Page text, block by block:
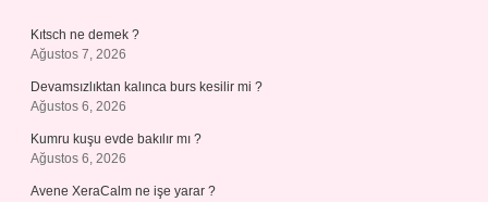
Kıtsch ne demek ?
Ağustos 7, 2026
Devamsızlıktan kalınca burs kesilir mi ?
Ağustos 6, 2026
Kumru kuşu evde bakılır mı ?
Ağustos 6, 2026
Avene XeraCalm ne işe yarar ?